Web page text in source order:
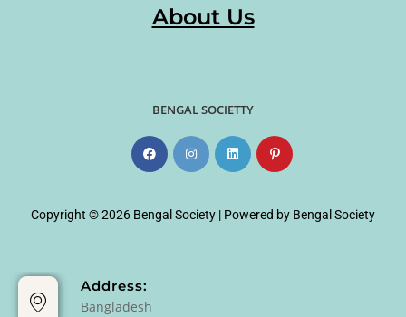
About Us
BENGAL SOCIETTY
Copyright © 2026 Bengal Society | Powered by Bengal Society
Address:
Bangladesh